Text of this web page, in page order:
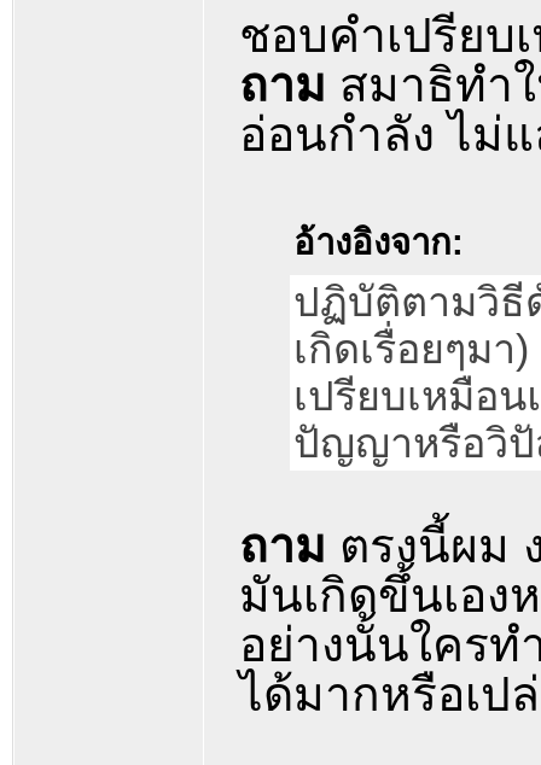
ชอบคำเปรียบ
ถาม สมาธิทำ
อ่อนกำลัง ไม่
อ้างอิงจาก:
ปฏิบัติตามวิธี
เกิดเรื่อยๆม
เปรียบเหมือ
ปัญญาหรือวิปั
ถาม ตรงนี้ผม
มันเกิดขึ้นเอง
อย่างนั้นใครท
ได้มากหรือเป